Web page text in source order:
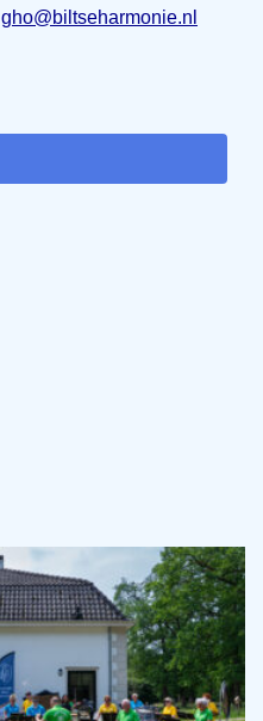
gho@biltseharmonie.nl